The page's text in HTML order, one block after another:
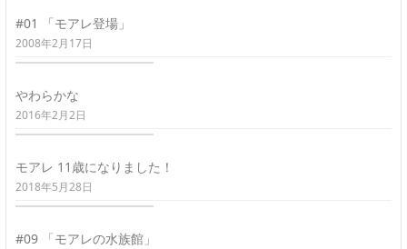
#01 「モアレ登場」
2008年2月17日
やわらかな
2016年2月2日
モアレ 11歳になりました！
2018年5月28日
#09 「モアレの水族館」